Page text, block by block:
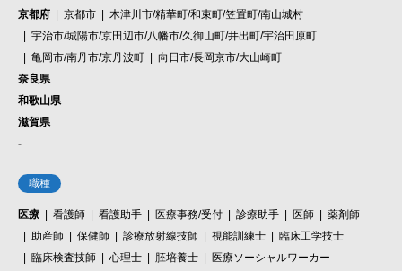
京都府
京都市
木津川市/精華町/和束町/笠置町/南山城村
宇治市/城陽市/京田辺市/八幡市/久御山町/井出町/宇治田原町
亀岡市/南丹市/京丹波町
向日市/長岡京市/大山崎町
奈良県
和歌山県
滋賀県
-
職種
医療 看護師 看護助手 医療事務/受付 診療助手 医師
薬剤師
助産師
保健師 診療放射線技師 視能訓練士
臨床工学技士
臨床検査技師
心理士 胚培養士
医療ソーシャルワーカー